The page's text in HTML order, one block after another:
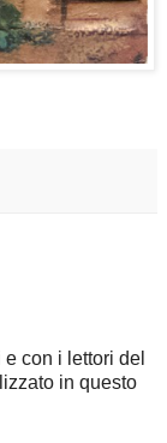
con i lettori del
in questo